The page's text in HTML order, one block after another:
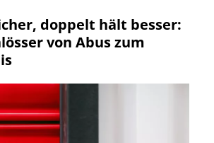
doppelt hält besser:
von Abus zum